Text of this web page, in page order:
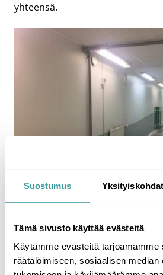
Suostumus Yksityiskohdat
Tämä sivusto käyttää evästeitä
Käytämme evästeitä tarjoamamme
räätälöimiseen, sosiaalisen median
yhteensä.
SafeDrying
SafeDrying soveltuu erityisesti